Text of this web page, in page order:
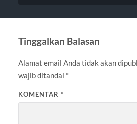
Tinggalkan Balasan
Alamat email Anda tidak akan
wajib ditandai *
KOMENTAR *